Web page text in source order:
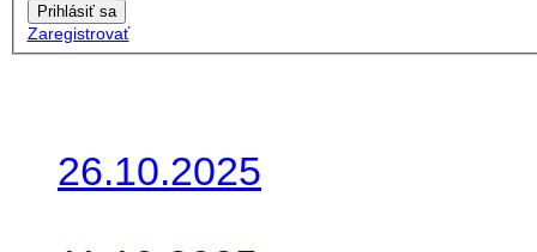
Prihlásiť sa
Zaregistrovať
26.10.2025